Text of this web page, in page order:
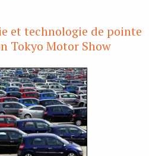
et technologie de pointe
Tokyo Motor Show